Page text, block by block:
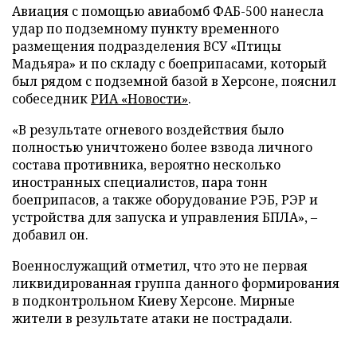
Авиация с помощью авиабомб ФАБ-500 нанесла
удар по подземному пункту временного
размещения подразделения ВСУ «Птицы
Мадьяра» и по складу с боеприпасами, который
был рядом с подземной базой в Херсоне, пояснил
собеседникРИА «Новости».
«В результате огневого воздействия было
полностью уничтожено более взвода личного
состава противника, вероятно несколько
иностранных специалистов, пара тонн
боеприпасов, а также оборудование РЭБ, РЭР и
устройства для запуска и управления БПЛА», –
добавил он.
Военнослужащий отметил, что это не первая
ликвидированная группа данного формирования
в подконтрольном Киеву Херсоне. Мирные
жители в результате атаки не пострадали.